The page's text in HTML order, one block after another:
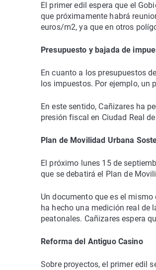
El primer edil espera que el
que próximamente habrá
euros/m2, ya que en otros
Presupuesto y bajada de
En cuanto a los presupuestos
los impuestos. Por ejemplo, un
En este sentido, Cañizares ha
presión fiscal en Ciudad Real
Plan de Movilidad Urbana
El próximo lunes 15 de
que se debatirá el Plan de
Un documento que es el
ha hecho una medición real de
peatonales. Cañizares espera
Reforma del Antiguo Casino
Sobre proyectos, el primer edil